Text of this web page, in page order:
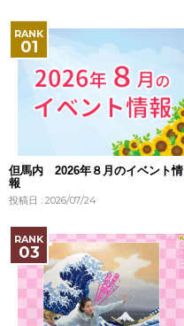
但馬内 2026年８月のイベント情
報
投稿日 : 2026/07/24